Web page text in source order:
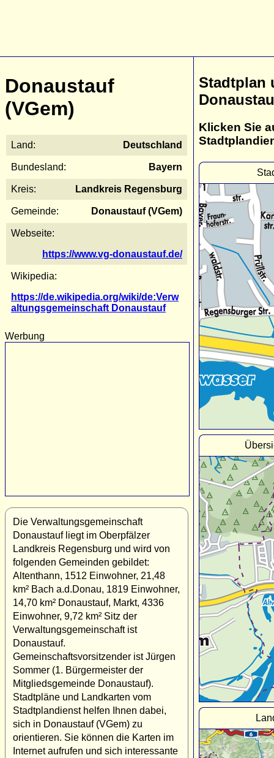
Donaustauf
(VGem)
Land: Deutschland
Bundesland: Bayern
Kreis: Landkreis Regensburg
Gemeinde: Donaustauf (VGem)
Webseite:
https://www.vg-donaustauf.de/
Wikipedia:
https://de.wikipedia.org/wiki/de:Verw
altungsgemeinschaft Donaustauf
Werbung
Die Verwaltungsgemeinschaft
Donaustauf liegt im Oberpfälzer
Landkreis Regensburg und wird von
folgenden Gemeinden gebildet:
Altenthann, 1512 Einwohner, 21,48
km² Bach a.d.Donau, 1819 Einwohner,
14,70 km² Donaustauf, Markt, 4336
Einwohner, 9,72 km² Sitz der
Verwaltungsgemeinschaft ist
Donaustauf.
Gemeinschaftsvorsitzender ist Jürgen
Sommer (1. Bürgermeister der
Mitgliedsgemeinde Donaustauf).
Stadtpläne und Landkarten vom
Stadtplandienst helfen Ihnen dabei,
sich in Donaustauf (VGem) zu
orientieren. Sie können die Karten im
Internet aufrufen und sich interessante
Stadtplan
Klicken Sie